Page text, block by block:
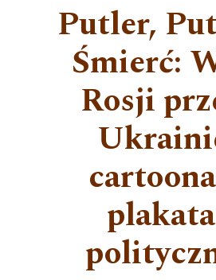
Putler,
Śmierć:
Rosji